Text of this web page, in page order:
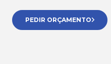
PEDIR ORÇAMENTO